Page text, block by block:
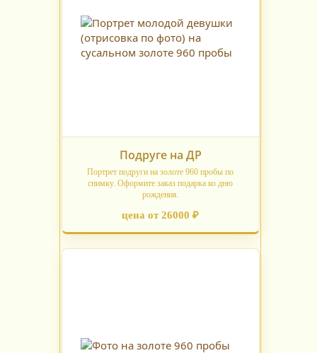
Подруге на ДР
Портрет подруги на золоте 960 пробы по
снимку. Оформите заказ подарка ко дню
рождения.
цена от 26000 ₽